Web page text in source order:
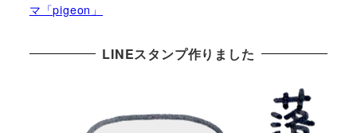
マ「pigeon」
LINEスタンプ作りました